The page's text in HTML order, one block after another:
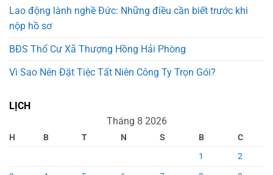
Lao động lành nghề Đức: Những điều cần biết trước khi
nộp hồ sơ
BĐS Thổ Cư Xã Thượng Hồng Hải Phòng
Vì Sao Nên Đặt Tiệc Tất Niên Công Ty Trọn Gói?
LỊCH
Tháng 8 2026
H B T N S B
C
1
2